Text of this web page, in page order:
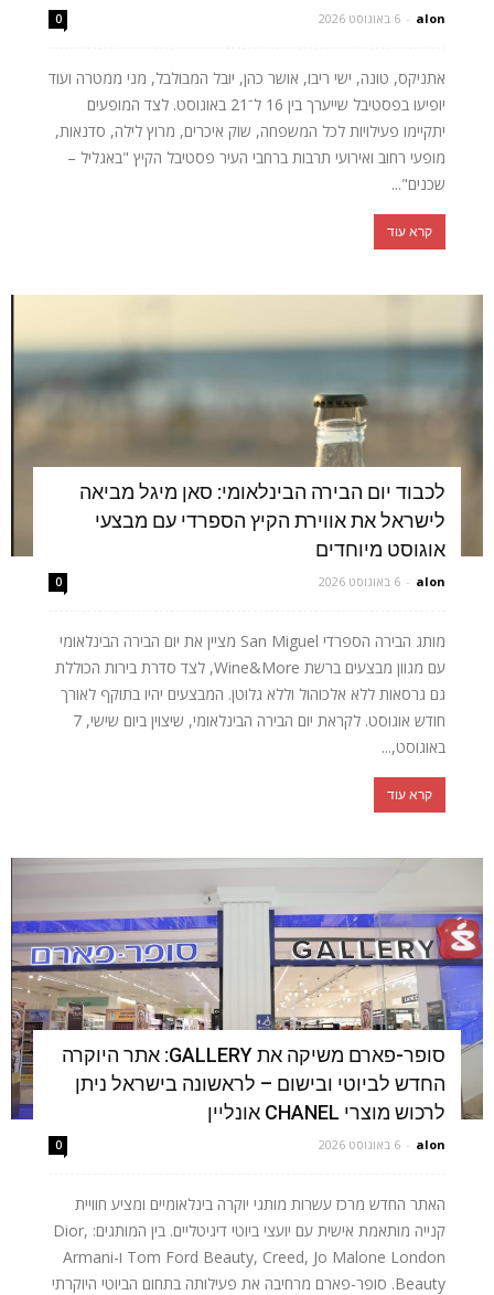
alon
- 6 באוגוסט 2026 0
אתניקס, טונה, ישי ריבו, אושר כהן, יובל המבולבל, מני ממטרה ועוד
יופיעו בפסטיבל שייערך בין 16 ל־21 באוגוסט. לצד המופעים
יתקיימו פעילויות לכל המשפחה, שוק איכרים, מרוץ לילה, סדנאות,
מופעי רחוב ואירועי תרבות ברחבי העיר פסטיבל הקיץ "באגליל –
שכנים"...
קרא עוד
לכבוד יום הבירה הבינלאומי: סאן מיגל מביאה
לישראל את אווירת הקיץ הספרדי עם מבצעי
אוגוסט מיוחדים
alon
- 6 באוגוסט 2026 0
מותג הבירה הספרדי San Miguel מציין את יום הבירה הבינלאומי
עם מגוון מבצעים ברשת Wine&More, לצד סדרת בירות הכוללת
גם גרסאות ללא אלכוהול וללא גלוטן. המבצעים יהיו בתוקף לאורך
חודש אוגוסט. לקראת יום הבירה הבינלאומי, שיצוין ביום שישי, 7
באוגוסט,...
קרא עוד
סופר-פארם משיקה את GALLERY: אתר היוקרה
החדש לביוטי ובישום – לראשונה בישראל ניתן
לרכוש מוצרי CHANEL אונליין
alon
- 6 באוגוסט 2026 0
האתר החדש מרכז עשרות מותגי יוקרה בינלאומיים ומציע חוויית
קנייה מותאמת אישית עם יועצי ביוטי דיגיטליים. בין המותגים: Dior,
Tom Ford Beauty, Creed, Jo Malone London ו-Armani
Beauty. סופר-פארם מרחיבה את פעילותה בתחום הביוטי היוקרתי